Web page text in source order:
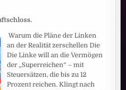
Warum die Pläne der Linken
an der Realität zerschellen Die
Die Linke will an die Vermögen
der „Superreichen“ – mit
Steuersätzen, die bis zu 12
Prozent reichen. Klingt nach